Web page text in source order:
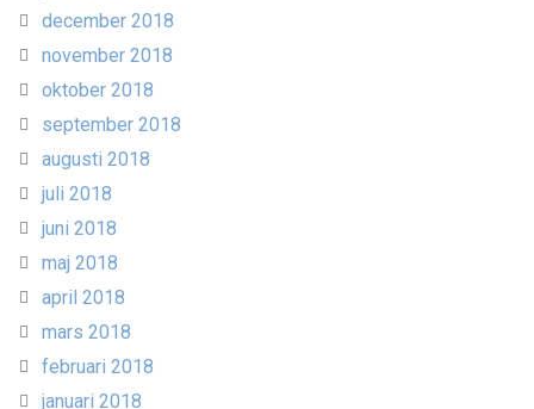
december 2018
november 2018
oktober 2018
september 2018
augusti 2018
juli 2018
juni 2018
maj 2018
april 2018
mars 2018
februari 2018
januari 2018